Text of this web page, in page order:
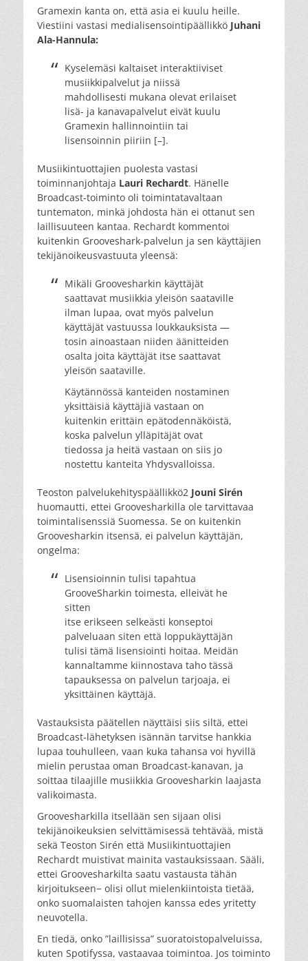
Gramexin kanta on, että asia ei kuulu heille.
Viestiini vastasi medialisensointipäällikkö Juhani
Ala-Hannula:
Kyselemäsi kaltaiset interaktiiviset
musiikkipalvelut ja niissä
mahdollisesti mukana olevat erilaiset
lisä- ja kanavapalvelut eivät kuulu
Gramexin hallinnointiin tai
lisensoinnin piiriin [–].
Musiikintuottajien puolesta vastasi
toiminnanjohtaja Lauri Rechardt. Hänelle
Broadcast-toiminto oli toimintatavaltaan
tuntematon, minkä johdosta hän ei ottanut sen
laillisuuteen kantaa. Rechardt kommentoi
kuitenkin Grooveshark-palvelun ja sen käyttäjien
tekijänoikeusvastuuta yleensä:
Mikäli Groovesharkin käyttäjät
saattavat musiikkia yleisön saataville
ilman lupaa, ovat myös palvelun
käyttäjät vastuussa loukkauksista —
tosin ainoastaan niiden äänitteiden
osalta joita käyttäjät itse saattavat
yleisön saataville.
Käytännössä kanteiden nostaminen
yksittäisiä käyttäjiä vastaan on
kuitenkin erittäin epätodennäköistä,
koska palvelun ylläpitäjät ovat
tiedossa ja heitä vastaan on siis jo
nostettu kanteita Yhdysvalloissa.
Teoston palvelukehityspäällikkö2 Jouni Sirén
huomautti, ettei Groovesharkilla ole tarvittavaa
toimintalisenssiä Suomessa. Se on kuitenkin
Groovesharkin itsensä, ei palvelun käyttäjän,
ongelma:
Lisensioinnin tulisi tapahtua
GrooveSharkin toimesta, elleivät he
sitten
itse erikseen selkeästi konseptoi
palveluaan siten että loppukäyttäjän
tulisi tämä lisensiointi hoitaa. Meidän
kannaltamme kiinnostava taho tässä
tapauksessa on palvelun tarjoaja, ei
yksittäinen käyttäjä.
Vastauksista päätellen näyttäisi siis siltä, ettei
Broadcast-lähetyksen isännän tarvitse hankkia
lupaa touhulleen, vaan kuka tahansa voi hyvillä
mielin perustaa oman Broadcast-kanavan, ja
soittaa tilaajille musiikkia Groovesharkin laajasta
valikoimasta.
Groovesharkilla itsellään sen sijaan olisi
tekijänoikeuksien selvittämisessä tehtävää, mistä
sekä Teoston Sirén että Musiikintuottajien
Rechardt muistivat mainita vastauksissaan. Sääli,
ettei Groovesharkilta saatu vastausta tähän
kirjoitukseen− olisi ollut mielenkiintoista tietää,
onko suomalaisten tahojen kanssa edes yritetty
neuvotella.
En tiedä, onko ”laillisissa” suoratoistopalveluissa,
kuten Spotifyssa, vastaavaa toimintoa. Jos toiminto